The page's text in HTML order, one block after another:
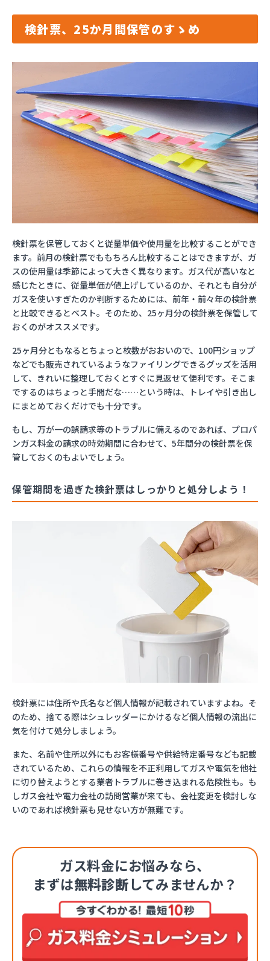
検針票、25か月間保管のすゝめ
検針票を保管しておくと従量単価や使用量を比較することができ
ます。前月の検針票でももちろん比較することはできますが、ガ
スの使用量は季節によって大きく異なります。ガス代が高いなと
感じたときに、従量単価が値上げしているのか、それとも自分が
ガスを使いすぎたのか判断するためには、前年・前々年の検針票
と比較できるとベスト。そのため、25ヶ月分の検針票を保管して
おくのがオススメです。
25ヶ月分ともなるとちょっと枚数がおおいので、100円ショップ
などでも販売されているようなファイリングできるグッズを活用
して、きれいに整理しておくとすぐに見返せて便利です。そこま
でするのはちょっと手間だな……という時は、トレイや引き出し
にまとめておくだけでも十分です。
もし、万が一の誤請求等のトラブルに備えるのであれば、プロパ
ンガス料金の請求の時効期間に合わせて、5年間分の検針票を保
管しておくのもよいでしょう。
保管期間を過ぎた検針票はしっかりと処分しよう！
検針票には住所や氏名など個人情報が記載されていますよね。そ
のため、捨てる際はシュレッダーにかけるなど個人情報の流出に
気を付けて処分しましょう。
また、名前や住所以外にもお客様番号や供給特定番号なども記載
されているため、これらの情報を不正利用してガスや電気を他社
に切り替えようとする業者トラブルに巻き込まれる危険性も。も
しガス会社や電力会社の訪問営業が来ても、会社変更を検討しな
いのであれば検針票も見せない方が無難です。
ガス料金にお悩みなら、
まずは無料診断してみませんか？